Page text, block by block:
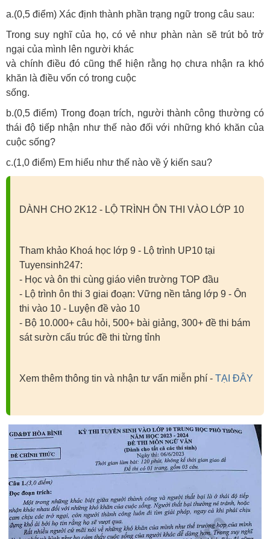
a.(0,5 điểm) Xác định thành phần trạng ngữ trong câu sau:
Trong suy nghĩ của họ, có vẻ như phàn nàn sẽ trút bỏ trở
ngại của mình lên người khác
và chính điều đó cũng thể hiện rằng họ chưa nhận ra khó
khăn là điều vốn có trong cuộc
sống.
b.(0,5 điểm) Trong đoạn trích, người thành công thường có
thái độ tiếp nhận như thế nào đối với những khó khăn của
cuộc sống?
c.(1,0 điểm) Em hiểu như thế nào về ý kiến sau?
DÀNH CHO 2K12 - LỘ TRÌNH ÔN THI VÀO LỚP 10
Tham khảo Khoá học lớp 9 - Lộ trình UP10 tại
Tuyensinh247:
- Học và ôn thi cùng giáo viên trường TOP đầu
- Lộ trình ôn thi 3 giai đoạn: Vững nền tảng lớp 9 - Ôn
thi vào 10 - Luyện đề vào 10
- Bộ 10.000+ câu hỏi, 500+ bài giảng, 300+ đề thi bám
sát sườn cấu trúc đề thi từng tỉnh
Xem thêm thông tin và nhận tư vấn miễn phí - TẠI ĐÂY